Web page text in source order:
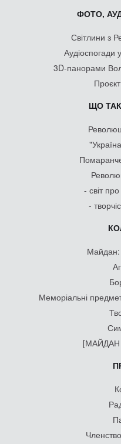
ФОТО,
Світлини з
Аудіоспогади
3D-панорами
ЩО
- світ
-
Майдан:
Меморіальні